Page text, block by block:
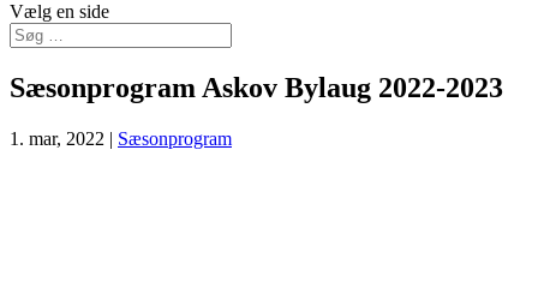
Vælg en side
Sæsonprogram Askov Bylaug 2022-2023
1. mar, 2022 | Sæsonprogram